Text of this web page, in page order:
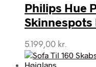
Philips Hue
Skinnespots
5.199,00 kr.